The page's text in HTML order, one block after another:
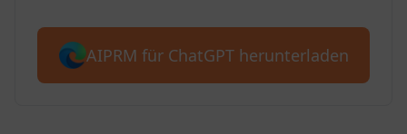
AIPRM für ChatGPT herunterladen